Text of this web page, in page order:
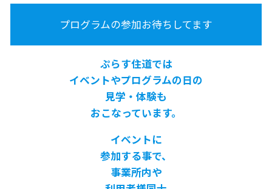
プログラムの参加お待ちしてます
ぷらす住道では
イベントやプログラムの日の
見学・体験も
おこなっています。
イベントに
参加する事で、
事業所内や